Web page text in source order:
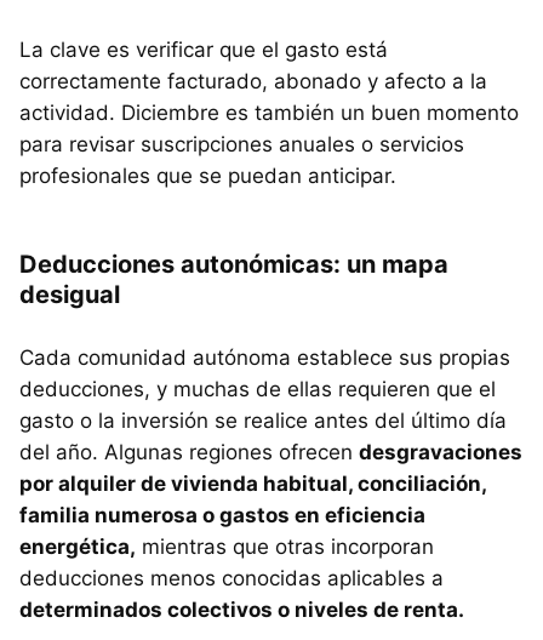
La clave es verificar que el gasto está
correctamente facturado, abonado y afecto a la
actividad. Diciembre es también un buen momento
para revisar suscripciones anuales o servicios
profesionales que se puedan anticipar.
Deducciones autonómicas: un mapa
desigual
Cada comunidad autónoma establece sus propias
deducciones, y muchas de ellas requieren que el
gasto o la inversión se realice antes del último día
del año. Algunas regiones ofrecen desgravaciones
por alquiler de vivienda habitual, conciliación,
familia numerosa o gastos en eficiencia
energética, mientras que otras incorporan
deducciones menos conocidas aplicables a
determinados colectivos o niveles de renta.